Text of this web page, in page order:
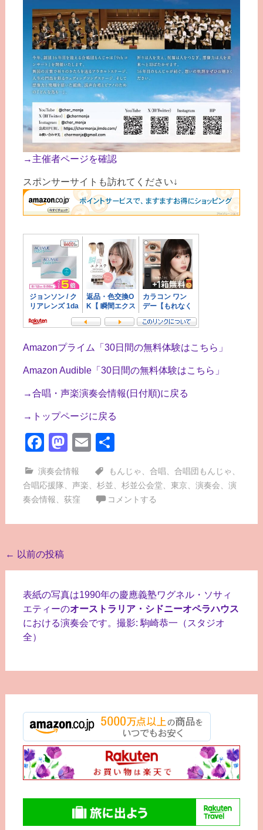
→主催者ページを確認
スポンサーサイトも訪れてください↓
Amazonプライム「30日間の無料体験はこちら」
Amazon Audible「30日間の無料体験はこちら」
→合唱・声楽演奏会情報(日付順)に戻る
→トップページに戻る
Facebook
Mastodon
Email
演奏会情報 もんじゃ 、 合唱、 合唱団もんじゃ 、
合唱応援隊、 声楽、 杉並、 杉並公会堂、 東京、 演奏会、 演
奏会情報、 荻窪 コメントする
投
稿
シ
← 以前の投稿
表紙の写真は1990年の慶應義塾ワグネル・ソサィ
エティーのオーストラリア・シドニーオペラハウス
における演奏会です。撮影: 駒崎恭一（スタジオ
全）